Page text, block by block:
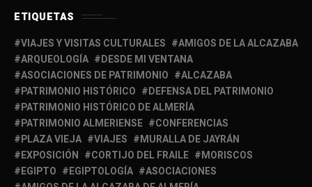
ETIQUETAS
VIAJES Y VISITAS CULTURALES
AMIGOS DE LA ALCAZABA
ARQUEOLOGÍA
DESDE MI VENTANA
ASOCIACIONES DE PATRIMONIO
ALCAZABA
PATRIMONIO HISTÓRICO
DEFENSA DEL PATRIMONIO
PATRIMONIO HISTÓRICO DE ALMERÍA
PATRIMONIO ALMERIENSE
CONFERENCIAS
PLAZA VIEJA
VIAJES
MURALLA DE JAYRÁN
EXPOSICIÓN
CORTIJO DEL FRAILE
MORISCOS
EGIPTO
EGIPTOLOGÍA
ASOCIACIONES